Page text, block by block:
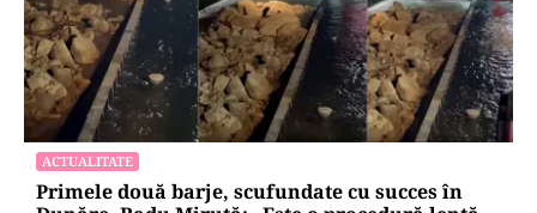
ACTUALITATE
Primele două barje, scufundate cu succes în